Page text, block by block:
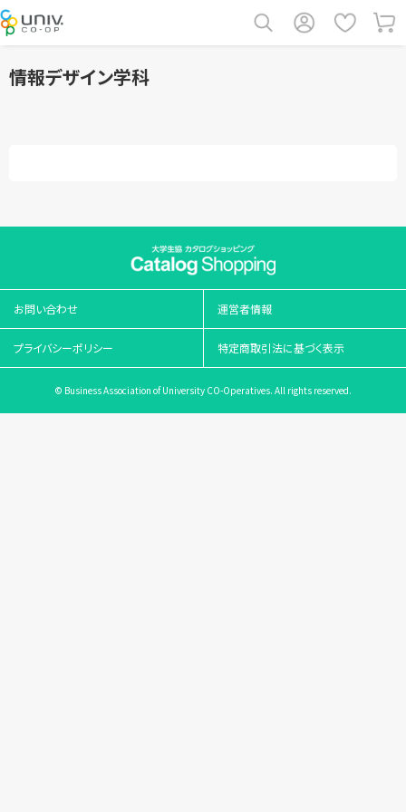
情報デザイン学科
お問い合わせ 運営者情報
プライバシーポリシー 特定商取引法に基づく表示
© Business Association of University CO-Operatives. All rights reserved.